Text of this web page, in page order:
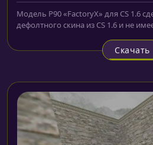
Модель P90 «FactoryX» для CS 1.6
дефолтного скина из CS 1.6 и не
Скачать